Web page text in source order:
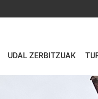
UDAL ZERBITZUAK